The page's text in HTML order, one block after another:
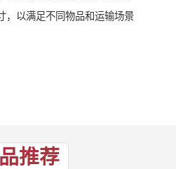
，以满足不同物品和运输场景
推荐